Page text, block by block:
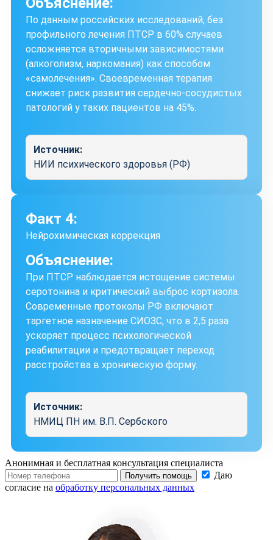
По данным российских исследований, без
профильного лечения ПТСР в 60% случаев
осложняется вторичными зависимостями
(алкоголизм, наркомания) как способом
«самолечения». Своевременная терапия
снижает риск развития сердечно-сосудистых
патологий у таких пациентов на 45%.
Источник:
НИИ психического здоровья (РФ)
Факт 4:
Нейрохимическая коррекция
Объяснение:
При ПТСР наблюдается истощение системы
серотонина и критический выброс кортизола.
Современные протоколы РФ включают
таргетное назначение СИОЗС, что в 2,5 раза
ускоряет процесс психологической
реабилитации и предотвращает переход
расстройства в хроническую форму.
Источник:
НМИЦ ПН им. В.П. Сербского
Анонимная и бесплатная консультация специалиста
Получить помощь
Даю
согласие на обработку персональных данных